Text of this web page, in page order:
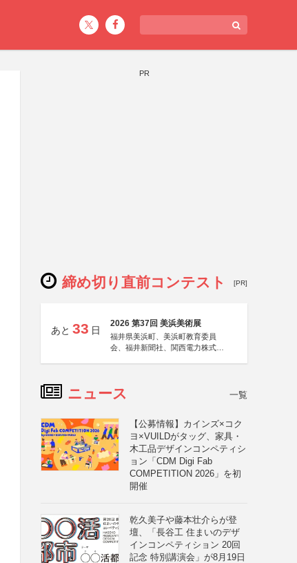
PR
締め切り直前コンテスト [PR]
あと 33 日
2026 第37回 美浜美術展
福井県美浜町、美浜町教育委員
会、福井新聞社、関西電力株式会
ニュース 一覧
【公募情報】カインズ×コク
ヨ×VUILDがタッグ、家具・
木工品デザインコンペティシ
ョン「CDM Digi Fab
COMPETITION 2026」を初
開催
乾久美子や藤本壮介らが登
壇、「長谷工 住まいのデザ
インコンペティション 20回
記念 特別講演会」が8月19日